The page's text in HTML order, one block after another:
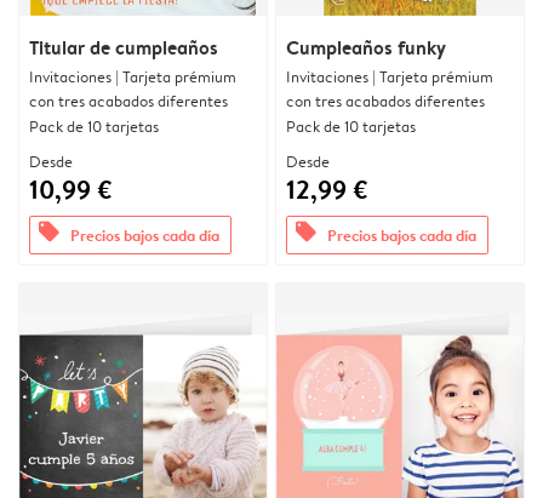
Titular de cumpleaños
Invitaciones | Tarjeta prémium
con tres acabados diferentes
Pack de 10 tarjetas
Desde
10,99 €
offers Precios bajos cada día
Cumpleaños funky
Invitaciones | Tarjeta prémium
con tres acabados diferentes
Pack de 10 tarjetas
Desde
12,99 €
offers Precios bajos cada día